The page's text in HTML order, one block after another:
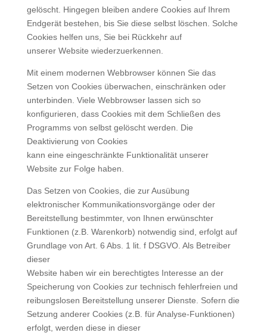
gelöscht. Hingegen bleiben andere Cookies auf Ihrem
Endgerät bestehen, bis Sie diese selbst löschen. Solche
Cookies helfen uns, Sie bei Rückkehr auf
unserer Website wiederzuerkennen.
Mit einem modernen Webbrowser können Sie das
Setzen von Cookies überwachen, einschränken oder
unterbinden. Viele Webbrowser lassen sich so
konfigurieren, dass Cookies mit dem Schließen des
Programms von selbst gelöscht werden. Die
Deaktivierung von Cookies
kann eine eingeschränkte Funktionalität unserer
Website zur Folge haben.
Das Setzen von Cookies, die zur Ausübung
elektronischer Kommunikationsvorgänge oder der
Bereitstellung bestimmter, von Ihnen erwünschter
Funktionen (z.B. Warenkorb) notwendig sind, erfolgt auf
Grundlage von Art. 6 Abs. 1 lit. f DSGVO. Als Betreiber
dieser
Website haben wir ein berechtigtes Interesse an der
Speicherung von Cookies zur technisch fehlerfreien und
reibungslosen Bereitstellung unserer Dienste. Sofern die
Setzung anderer Cookies (z.B. für Analyse-Funktionen)
erfolgt, werden diese in dieser